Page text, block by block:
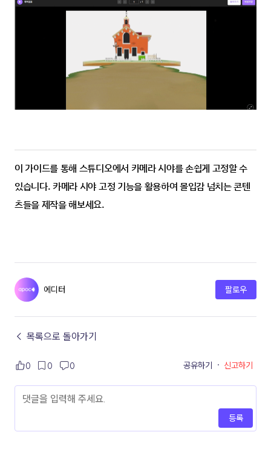
이 가이드를 통해 스튜디오에서 카메라 시야를 손쉽게 고정할 수
있습니다. 카메라 시야 고정 기능을 활용하여 몰입감 넘치는 콘텐
츠들을 제작을 해보세요.
에디터 팔로우
← 목록으로 돌아가기
0 0 0 공유하기 · 신고하기
등록